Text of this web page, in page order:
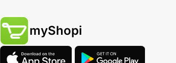
myShopi